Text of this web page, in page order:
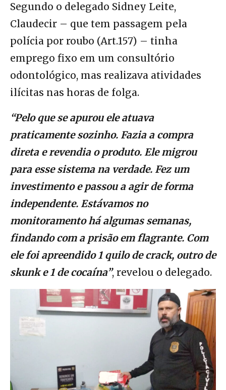
Segundo o delegado Sidney Leite,
Claudecir – que tem passagem pela
polícia por roubo (Art.157) – tinha
emprego fixo em um consultório
odontológico, mas realizava atividades
ilícitas nas horas de folga.
“Pelo que se apurou ele atuava
praticamente sozinho. Fazia a compra
direta e revendia o produto. Ele migrou
para esse sistema na verdade. Fez um
investimento e passou a agir de forma
independente. Estávamos no
monitoramento há algumas semanas,
findando com a prisão em flagrante. Com
ele foi apreendido 1 quilo de crack, outro de
skunk e 1 de cocaína”, revelou o delegado.